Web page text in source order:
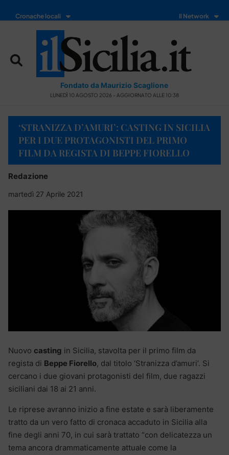
Cronache locali Il Network
Fondato da Maurizio Scaglione
LUNEDÌ 10 AGOSTO 2026 - AGGIORNATO ALLE 10:38
‘STRANIZZA D’AMURI’: CASTING IN SICILIA
PER I DUE PROTAGONISTI DEL PRIMO
FILM DA REGISTA DI BEPPE FIORELLO
Redazione
martedì 27 Aprile 2021
Nuovo casting in Sicilia, stavolta per il primo film da
regista di Beppe Fiorello, dal titolo ‘Stranizza d’amuri’. Si
cercano i due giovani protagonisti del film, due ragazzi
siciliani dai 18 ai 21 anni.
Le riprese avranno inizio a fine estate e sarà liberamente
tratto da un vero fatto di cronaca accaduto in Sicilia alla
fine degli anni 70, in cui sarà trattato “con delicatezza un
tema ancora drammaticamente attuale come la